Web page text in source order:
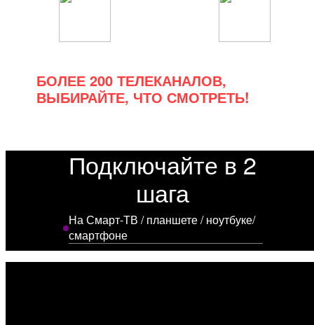
БОЛЕЕ 200 ТЕЛЕКАНАЛОВ,
ВЫБИРАЙТЕ, ЧТО СМОТРЕТЬ!
Подключайте в 2
шага
На Смарт-ТВ / планшете / ноутбуке/
смартфоне